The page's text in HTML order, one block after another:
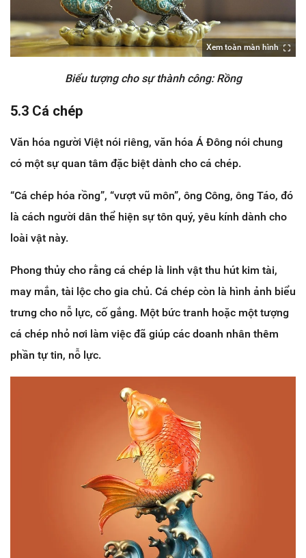
Xem toàn màn hình
Biểu tượng cho sự thành công: Rồng
5.3 Cá chép
Văn hóa người Việt nói riêng, văn hóa Á Đông nói chung
có một sự quan tâm đặc biệt dành cho cá chép.
“Cá chép hóa rồng”, “vượt vũ môn”, ông Công, ông Táo, đó
là cách người dân thể hiện sự tôn quý, yêu kính dành cho
loài vật này.
Phong thủy cho rằng cá chép là linh vật thu hút kim tài,
may mắn, tài lộc cho gia chủ. Cá chép còn là hình ảnh biểu
trưng cho nỗ lực, cố gắng. Một bức tranh hoặc một tượng
cá chép nhỏ nơi làm việc đã giúp các doanh nhân thêm
phần tự tin, nỗ lực.